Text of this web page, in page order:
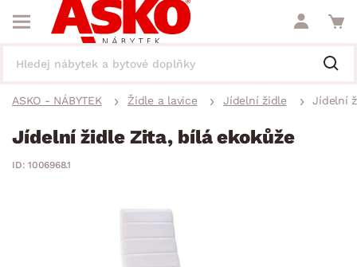
ASKO - NÁBYTEK Židle a lavice Jídelní židle Jídelní
Jídelní židle Zita, bílá ekokůže
ID: 1006968.1